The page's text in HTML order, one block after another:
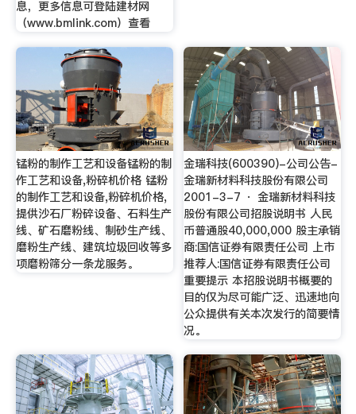
息，更多信息可登陆建材网
（www.bmlink.com）查看
锰粉的制作工艺和设备锰粉的制
作工艺和设备,粉碎机价格 锰粉
的制作工艺和设备,粉碎机价格,
提供沙石厂粉碎设备、石料生产
线、矿石磨粉线、制砂生产线、
磨粉生产线、建筑垃圾回收等多
项磨粉筛分一条龙服务。
金瑞科技(600390)-公司公告-
金瑞新材料科技股份有限公司
2001-3-7 · 金瑞新材料科技
股份有限公司招股说明书 人民
币普通股40,000,000 股主承销
商:国信证券有限责任公司 上市
推荐人:国信证券有限责任公司
重要提示 本招股说明书概要的
目的仅为尽可能广泛、迅速地向
公众提供有关本次发行的简要情
况。